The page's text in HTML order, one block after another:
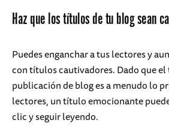
Haz que los títulos de tu blog sean
Puedes enganchar a tus lectores y
con títulos cautivadores. Dado que
publicación de blog es a menudo lo
lectores, un título emocionante
clic y seguir leyendo.